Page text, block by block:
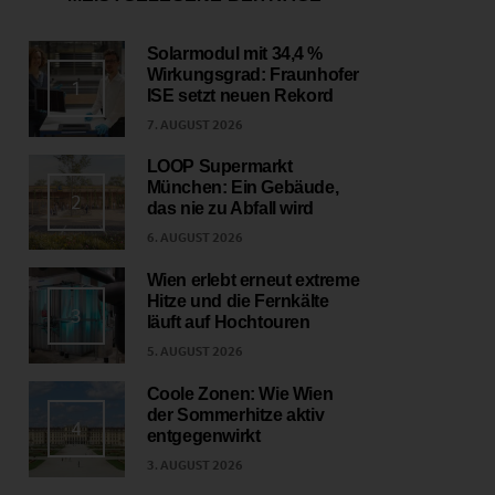
1
Solarmodul mit 34,4 %
Wirkungsgrad: Fraunhofer
ISE setzt neuen Rekord
7. AUGUST 2026
2
LOOP Supermarkt
München: Ein Gebäude,
das nie zu Abfall wird
6. AUGUST 2026
3
Wien erlebt erneut extreme
Hitze und die Fernkälte
läuft auf Hochtouren
5. AUGUST 2026
4
Coole Zonen: Wie Wien
der Sommerhitze aktiv
entgegenwirkt
3. AUGUST 2026